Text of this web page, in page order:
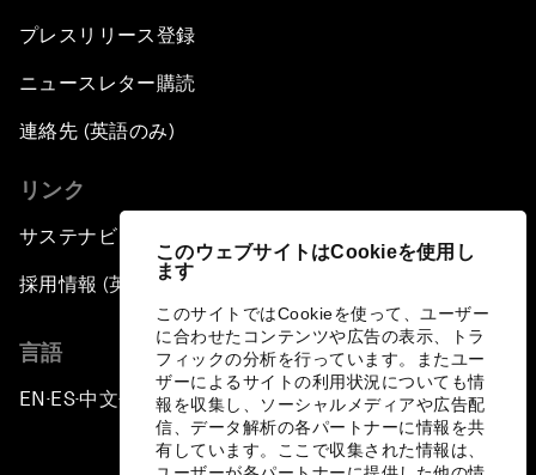
このウェブサイトはCookieを使用し
ます
このサイトではCookieを使って、ユーザー
に合わせたコンテンツや広告の表示、トラ
フィックの分析を行っています。またユー
ザーによるサイトの利用状況についても情
報を収集し、ソーシャルメディアや広告配
信、データ解析の各パートナーに情報を共
有しています。ここで収集された情報は、
プレスリリース登録
ニュースレター購読
連絡先 (英語のみ)
リンク
サステナビリティへの取り組み
採用情報 (英語のみ)
言語
EN ▪ES▪中文▪ 日本語